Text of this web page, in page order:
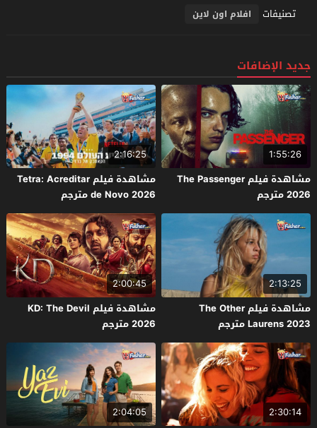
تصنيفات افلام اون لاين
جديد الإضافات
1:55:26
مشاهدة فيلم The Passenger
2026 مترجم
2:16:25
مشاهدة فيلم Tetra: Acreditar
de Novo 2026 مترجم
2:13:25
مشاهدة فيلم The Other
Laurens 2023 مترجم
2:00:45
مشاهدة فيلم KD: The Devil
2026 مترجم
2:30:14
2:04:05